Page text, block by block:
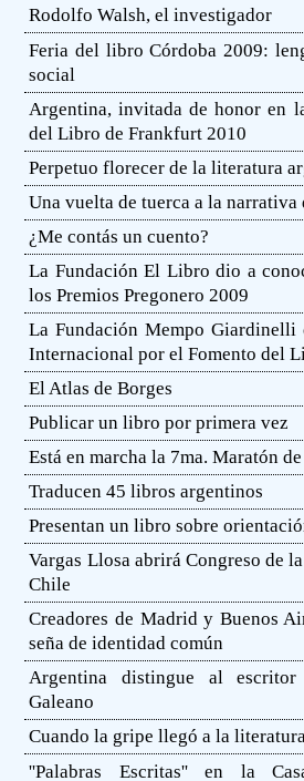
Rodolfo Walsh, el investigador
Feria del libro Córdoba 2009:
social
Argentina, invitada de honor en
del Libro de Frankfurt 2010
Perpetuo florecer de la literatura
Una vuelta de tuerca a la narrativa
¿Me contás un cuento?
La Fundación El Libro dio a
los Premios Pregonero 2009
La Fundación Mempo Giardinelli
Internacional por el Fomento del
El Atlas de Borges
Publicar un libro por primera vez
Está en marcha la 7ma. Maratón
Traducen 45 libros argentinos
Presentan un libro sobre
Vargas Llosa abrirá Congreso de
Chile
Creadores de Madrid y Buenos
seña de identidad común
Argentina distingue al escritor
Galeano
Cuando la gripe llegó a la
''Palabras Escritas'' en la